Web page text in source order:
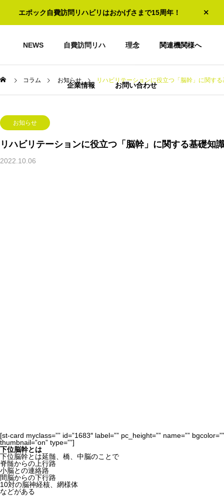
エポック自費訪問リハビリはおかげさまで15周年！
NEWS 自費訪問リハ 理念 関連機関様へ
企業情報 お問い合わせ
コラム お知らせ リハビリテーションに役立つ「脳幹」に関す
お知らせ
リハビリテーションに役立つ「脳幹」に関する基礎知
2022.10.06
[st-card myclass=”” id=”1683″ label=”” pc_height=”” name=””
thumbnail=”on” type=””]
下位脳幹とは
下位脳幹とは延髄、橋、中脳のことで
脊髄からの上行路
小脳との連絡路
間脳からの下行路
10対の脳神経核、網様体
などがある